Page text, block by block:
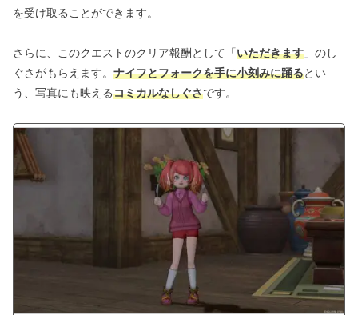
を受け取ることができます。
さらに、このクエストのクリア報酬として「いただきます 」のし
ぐさがもらえます。 ナイフとフォークを手に小刻みに踊るとい
う、写真にも映えるコミカルなしぐさです。